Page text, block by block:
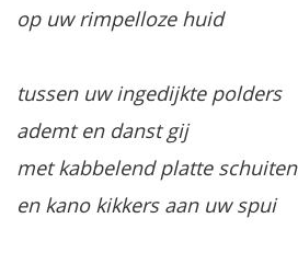
op uw rimpelloze huid
tussen uw ingedijkte polders
ademt en danst gij
met kabbelend platte schuiten
en kano kikkers aan uw spui